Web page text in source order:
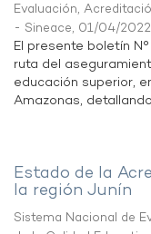
Evaluación,
- Sineace, 01/04/2022
El presente boletín
ruta del
educación superior,
Amazonas,
Estado de la
la región Junín
Sistema Nacional de